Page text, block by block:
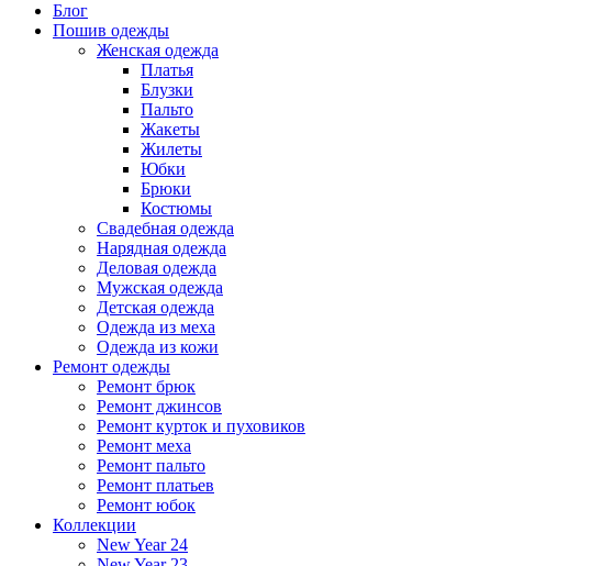
Блог
Пошив одежды
Женская одежда
Платья
Блузки
Пальто
Жакеты
Жилеты
Юбки
Брюки
Костюмы
Свадебная одежда
Нарядная одежда
Деловая одежда
Мужская одежда
Детская одежда
Одежда из меха
Одежда из кожи
Ремонт одежды
Ремонт брюк
Ремонт джинсов
Ремонт курток и пуховиков
Ремонт меха
Ремонт пальто
Ремонт платьев
Ремонт юбок
Коллекции
New Year 24